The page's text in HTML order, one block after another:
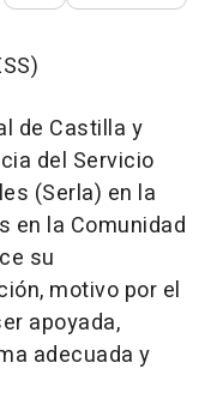
de Castilla y
del Servicio
(Serla) en la
en la Comunidad
su
motivo por el
apoyada,
adecuada y